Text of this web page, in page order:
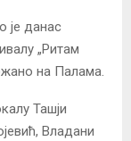
је данас
„Ритам
на Палама.
Ташји
Владани